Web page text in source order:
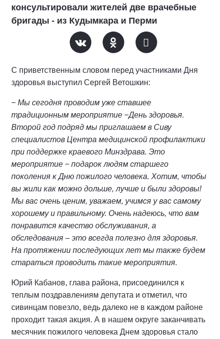
консультировали жителей две врачебные
бригады - из Кудымкара и Перми
С приветственным словом перед участниками Дня
здоровья выступил Сергей Ветошкин:
− Мы сегодня проводим уже ставшее
традиционным мероприятие −День здоровья.
Второй год подряд мы приглашаем в Сиву
специалистов Центра медицинской профилактики
при поддержке краевого Минздрава. Это
мероприятие − подарок людям старшего
поколения к Дню пожилого человека. Хотим, чтобы
вы жили как можно дольше, лучше и были здоровы!
Мы вас очень ценим, уважаем, учимся у вас самому
хорошему и правильному. Очень надеюсь, что вам
понравится качество обслуживания, а
обследования – это всегда полезно для здоровья.
На протяжении последующих лет мы также будем
стараться проводить такие мероприятия.
Юрий Кабанов, глава района, присоединился к
теплым поздравлениям депутата и отметил, что
сивинцам повезло, ведь далеко не в каждом районе
проходит такая акция. А в нашем округе заканчивать
месячник пожилого человека Днем здоровья стало